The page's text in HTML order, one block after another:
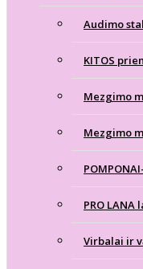
Audimo
KITOS
Mezgimo
Mezgimo
PRO LANA
Virbalai ir